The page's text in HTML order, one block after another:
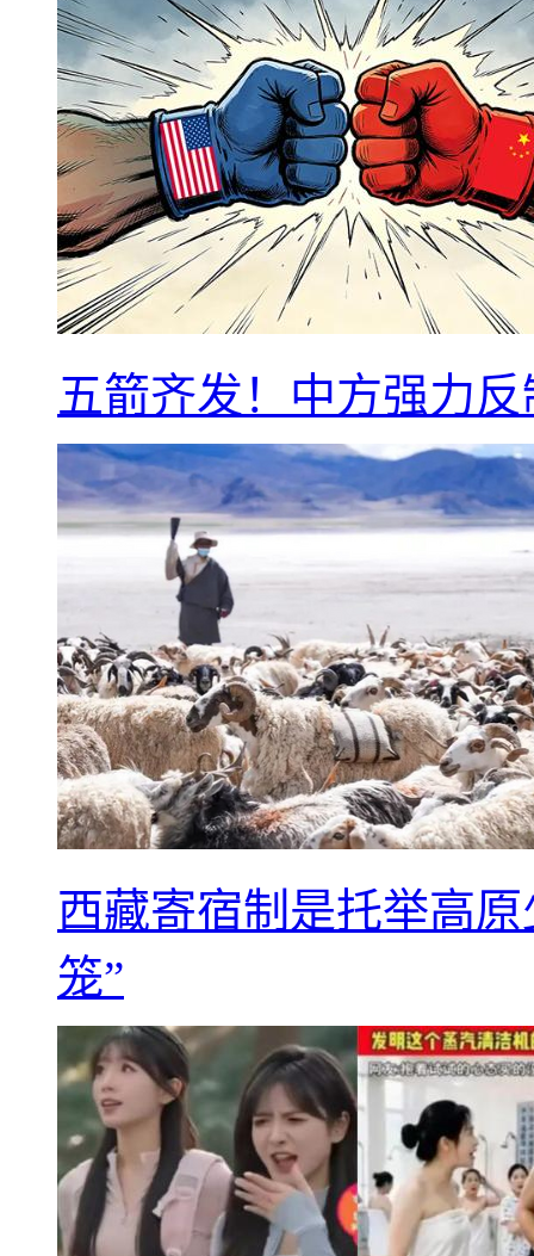
五箭齐发！中方强力
西藏寄宿制是托举高
笼”